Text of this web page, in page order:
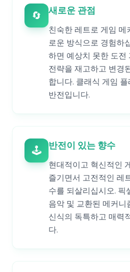
🔄 새로운 관점
친숙한 레트로 게임 메
로운 방식으로 경험하
하면 예상치 못한 도전
전략을 재고하고 변경
합니다. 클래식 게임
반전입니다.
🕹️ 반전이 있는 향수
현대적이고 혁신적인
즐기면서 고전적인 레
수를 되살리십시오. 픽
음악 및 교환된 메커
신식의 독특하고 매력
다.